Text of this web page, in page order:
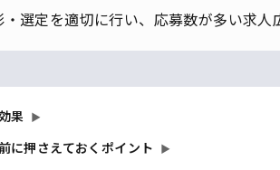
選定を適切に行い、応募数が多い求人
果 ▶
に押さえておくポイント ▶